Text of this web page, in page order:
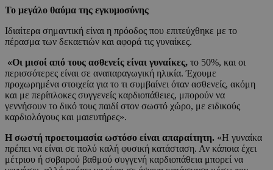
Το μεγάλο θαύμα της εγκυμοσύνης
Ιδιαίτερα σημαντική είναι η πρόοδος που επιτεύχθηκε με το
πέρασμα των δεκαετιών και αφορά τις γυναίκες.
«Οι μισοί από τους ασθενείς είναι γυναίκες, το 50%, και οι
περισσότερες είναι σε αναπαραγωγική ηλικία. Έχουμε
προχωρημένα στοιχεία για το τι συμβαίνει όταν ασθενείς, ακόμη
και με περίπλοκες συγγενείς καρδιοπάθειες, μπορούν να
γεννήσουν το δικό τους παιδί στον σωστό χώρο, με ειδικούς
καρδιολόγους και μαιευτήρες».
Η σωστή προετοιμασία ωστόσο είναι απαραίτητη. «Η γυναίκα
πρέπει να είναι σε πολύ καλή φυσική κατάσταση. Αν κάποια έχει
μέτριου ή σοβαρού βαθμού συγγενή καρδιοπάθεια μπορεί να